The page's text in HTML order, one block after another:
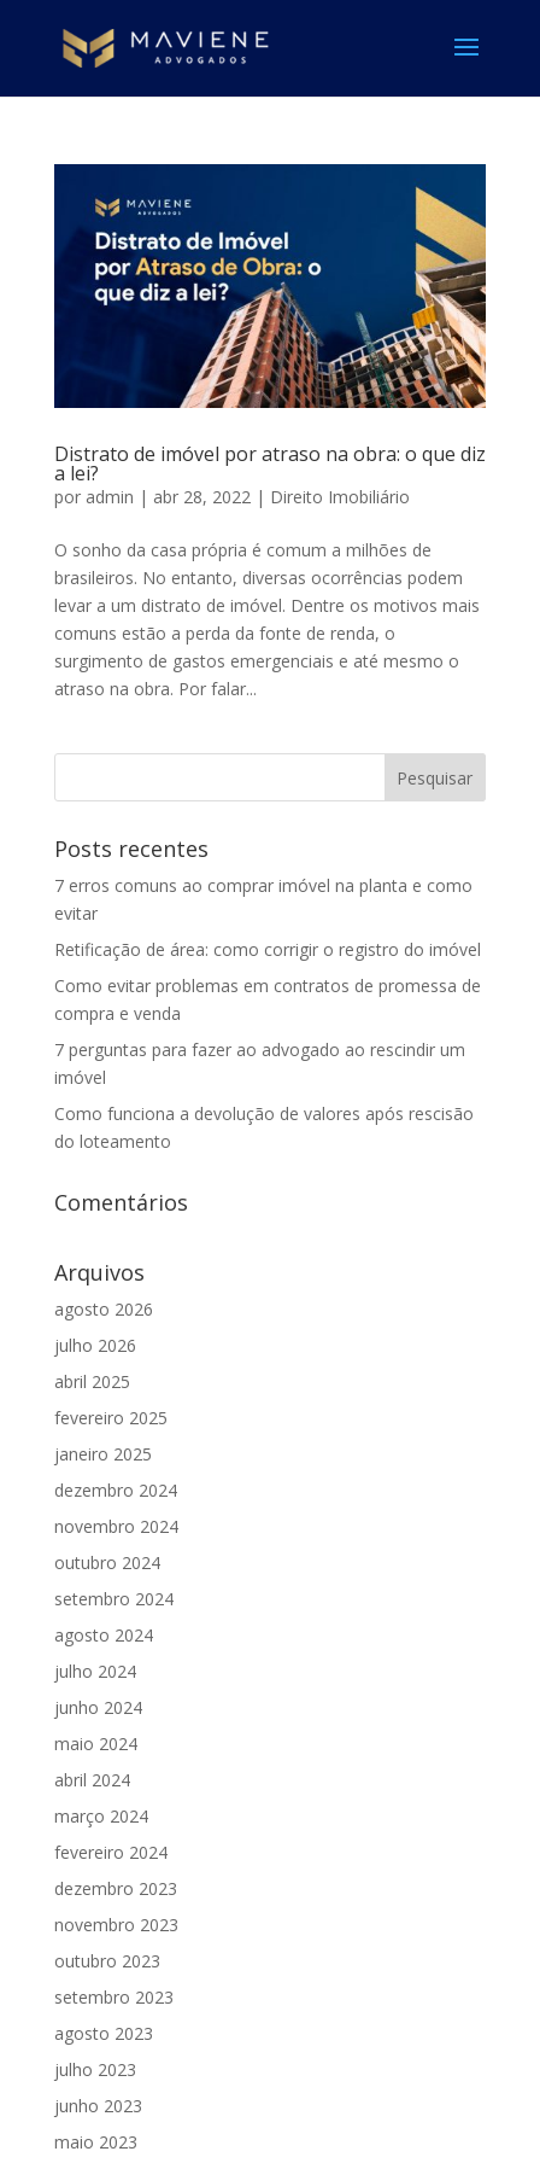
Distrato de imóvel por atraso na obra: o que diz
a lei?
por admin | abr 28, 2022| Direito Imobiliário
O sonho da casa própria é comum a milhões de
brasileiros. No entanto, diversas ocorrências podem
levar a um distrato de imóvel. Dentre os motivos mais
comuns estão a perda da fonte de renda, o
surgimento de gastos emergenciais e até mesmo o
atraso na obra. Por falar...
Posts recentes
7 erros comuns ao comprar imóvel na planta e como
evitar
Retificação de área: como corrigir o registro do imóvel
Como evitar problemas em contratos de promessa de
compra e venda
7 perguntas para fazer ao advogado ao rescindir um
imóvel
Como funciona a devolução de valores após rescisão
do loteamento
Comentários
Arquivos
agosto 2026
julho 2026
abril 2025
fevereiro 2025
janeiro 2025
dezembro 2024
novembro 2024
outubro 2024
setembro 2024
agosto 2024
julho 2024
junho 2024
maio 2024
abril 2024
março 2024
fevereiro 2024
dezembro 2023
novembro 2023
outubro 2023
setembro 2023
agosto 2023
julho 2023
junho 2023
maio 2023